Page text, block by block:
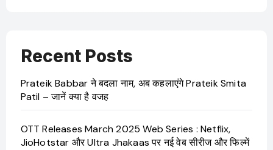
Recent Posts
Prateik Babbar ने बदला नाम, अब कहलाएंगे Prateik Smita
Patil – जानें क्या है वजह
OTT Releases March 2025 Web Series : Netflix,
JioHotstar और Ultra Jhakaas पर नई वेब सीरीज और फिल्में